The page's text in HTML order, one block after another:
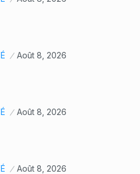
Août 8, 2026
Août 8, 2026
Août 8, 2026